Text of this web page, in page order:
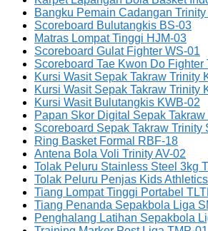
Bangku Pemain Cadangan
Scoreboard Bulutangkis BS-03
Matras Lompat Tinggi HJM-03
Scoreboard Gulat Fighter WS-01
Scoreboard Tae Kwon Do Fighter
Kursi Wasit Sepak Takraw Trinity
Kursi Wasit Sepak Takraw Trinity
Kursi Wasit Bulutangkis KWB-02
Papan Skor Digital Sepak
Scoreboard Sepak Takraw Trinity
Ring Basket Formal RBF-18
Antena Bola Voli Trinity AV-02
Tolak Peluru Stainless Steel 3kg
Tolak Peluru Penjas Kids
Tiang Lompat Tinggi Portabel
Tiang Penanda Sepakbola Liga
Penghalang Latihan Sepakbola